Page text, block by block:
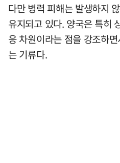
다만 병력 피해는 발생하지
유지되고 있다. 양국은 특히
응 차원이라는 점을 강조하
는 기류다.